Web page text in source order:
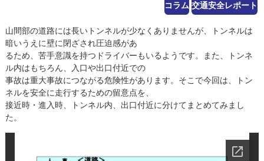
コラム 交通安全レポート
山間部の道路には長いトンネルが少なくありませんが、トンネルは
暗いうえに壁に閉ざされ圧迫感があ
るため、苦手意識を持つドライバーもいるようです。また、トンネ
ル内はもちろん、入口や出口付近での
事故は重大事故につながる危険性があります。そこで今回は、トン
ネルを安全に走行するための留意点を、
接近時・進入時、トンネル内、出口付近に分けてまとめてみまし
た。